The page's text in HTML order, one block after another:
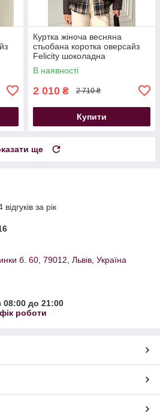
Куртка жіноча весняна
стьобана коротка оверсайз
Felicity шоколадна
В наявності
2 010 ₴ 2 710 ₴
Купити
ще
за рік
б. 60, 79012, Львів, Україна
08:00 до 21:00
роботи